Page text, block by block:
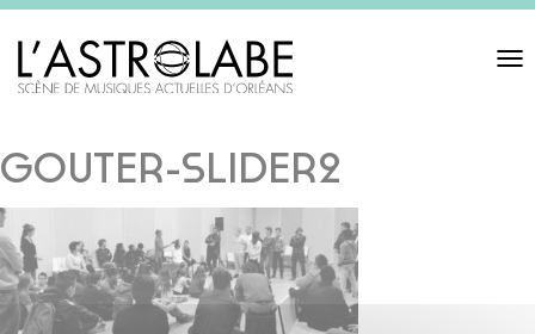
Toggle
GOUTER-SLIDER2